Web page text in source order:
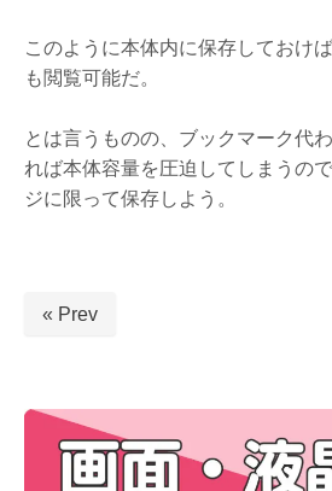
このように本体内に保存しておけ
も閲覧可能だ。
とは言うものの、ブックマーク代
れば本体容量を圧迫してしまうの
ジに限って保存しよう。
« Prev